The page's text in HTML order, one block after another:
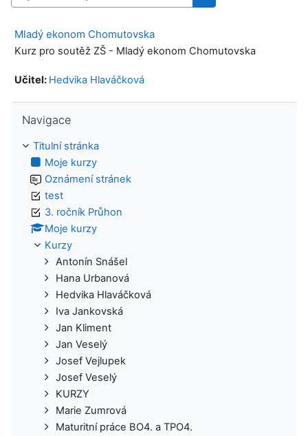
Vyhledat kurzy
Mladý ekonom Chomutovska
Kurz pro soutěž ZŠ - Mladý ekonom Chomutovska
Učitel: Hedvika Hlaváčková
Navigace
Titulní stránka
Moje kurzy
Oznámení stránek
test
3. ročník Průhon
Moje kurzy
Kurzy
Antonín Snášel
Hana Urbanová
Hedvika Hlaváčková
Iva Jankovská
Jan Kliment
Jan Veselý
Josef Vejlupek
Josef Veselý
KURZY
Marie Zumrová
Maturitní práce BO4. a TPO4.